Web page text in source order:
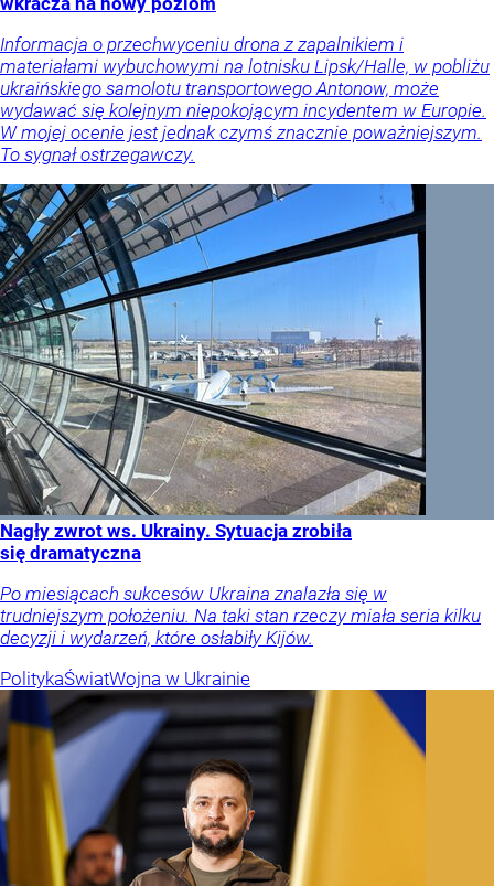
Informacja o przechwyceniu drona z zapalnikiem i
materiałami wybuchowymi na lotnisku Lipsk/Halle, w pobliżu
ukraińskiego samolotu transportowego Antonow, może
wydawać się kolejnym niepokojącym incydentem w Europie.
W mojej ocenie jest jednak czymś znacznie poważniejszym.
To sygnał ostrzegawczy.
Nagły zwrot ws. Ukrainy. Sytuacja zrobiła
się dramatyczna
Po miesiącach sukcesów Ukraina znalazła się w
trudniejszym położeniu. Na taki stan rzeczy miała seria kilku
decyzji i wydarzeń, które osłabiły Kijów.
PolitykaŚwiatWojna w Ukrainie